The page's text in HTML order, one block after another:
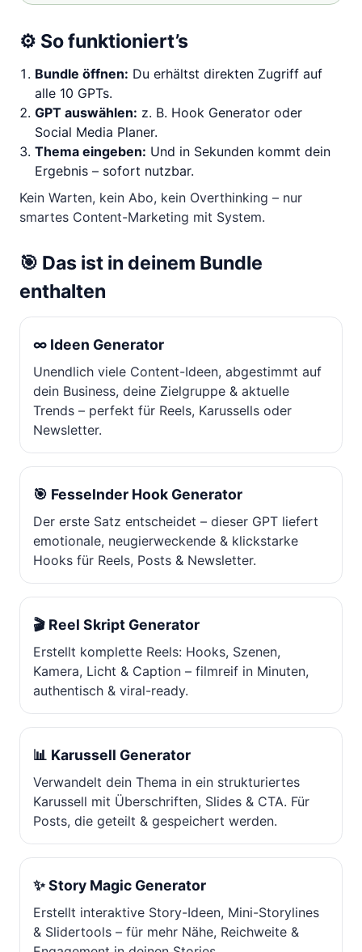
⚙️ So funktioniert’s
Bundle öffnen: Du erhältst direkten Zugriff auf
alle 10 GPTs.
GPT auswählen: z. B. Hook Generator oder
Social Media Planer.
Thema eingeben: Und in Sekunden kommt dein
Ergebnis – sofort nutzbar.
Kein Warten, kein Abo, kein Overthinking – nur
smartes Content-Marketing mit System.
🎯 Das ist in deinem Bundle
enthalten
∞ Ideen Generator
Unendlich viele Content-Ideen, abgestimmt auf
dein Business, deine Zielgruppe & aktuelle
Trends – perfekt für Reels, Karussells oder
Newsletter.
🎯 Fesselnder Hook Generator
Der erste Satz entscheidet – dieser GPT liefert
emotionale, neugierweckende & klickstarke
Hooks für Reels, Posts & Newsletter.
🎬 Reel Skript Generator
Erstellt komplette Reels: Hooks, Szenen,
Kamera, Licht & Caption – filmreif in Minuten,
authentisch & viral-ready.
📊 Karussell Generator
Verwandelt dein Thema in ein strukturiertes
Karussell mit Überschriften, Slides & CTA. Für
Posts, die geteilt & gespeichert werden.
✨ Story Magic Generator
Erstellt interaktive Story-Ideen, Mini-Storylines
& Slidertools – für mehr Nähe, Reichweite &